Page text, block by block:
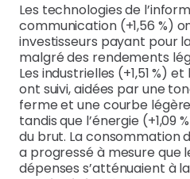
Les technologies de
communication (+1,56 %)
investisseurs payant pour
malgré des rendements
Les industrielles (+1,51 %)
ont suivi, aidées par une
ferme et une courbe
tandis que l’énergie (+1,09
du brut. La consommation
a progressé à mesure que
dépenses s’atténuaient à